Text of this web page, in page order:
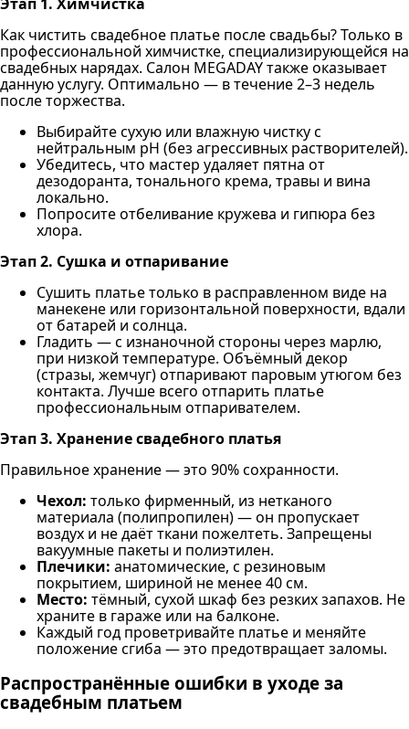
Как чистить свадебное платье после свадьбы? Только в
профессиональной химчистке, специализирующейся на
свадебных нарядах. Салон MEGADAY также оказывает
данную услугу. Оптимально — в течение 2–3 недель
после торжества.
Выбирайте сухую или влажную чистку с
нейтральным pH (без агрессивных растворителей).
Убедитесь, что мастер удаляет пятна от
дезодоранта, тонального крема, травы и вина
локально.
Попросите отбеливание кружева и гипюра без
хлора.
Этап 2. Сушка и отпаривание
Сушить платье только в расправленном виде на
манекене или горизонтальной поверхности, вдали
от батарей и солнца.
Гладить — с изнаночной стороны через марлю,
при низкой температуре. Объёмный декор
(стразы, жемчуг) отпаривают паровым утюгом без
контакта. Лучше всего отпарить платье
профессиональным отпаривателем.
Этап 3. Хранение свадебного платья
Правильное хранение — это 90% сохранности.
Чехол: только фирменный, из нетканого
материала (полипропилен) — он пропускает
воздух и не даёт ткани пожелтеть. Запрещены
вакуумные пакеты и полиэтилен.
Плечики: анатомические, с резиновым
покрытием, шириной не менее 40 см.
Место: тёмный, сухой шкаф без резких запахов. Не
храните в гараже или на балконе.
Каждый год проветривайте платье и меняйте
положение сгиба — это предотвращает заломы.
Распространённые ошибки в уходе за
свадебным платьем